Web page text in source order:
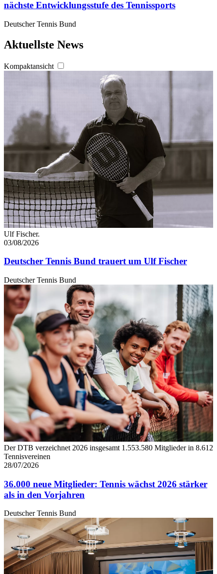
nächste Entwicklungsstufe des Tennissports
Deutscher Tennis Bund
Aktuellste News
Kompaktansicht
Ulf Fischer.
03/08/2026
Deutscher Tennis Bund trauert um Ulf Fischer
Deutscher Tennis Bund
Der DTB verzeichnet 2026 insgesamt 1.553.580 Mitglieder in 8.612
Tennisvereinen
28/07/2026
36.000 neue Mitglieder: Tennis wächst 2026 stärker
als in den Vorjahren
Deutscher Tennis Bund